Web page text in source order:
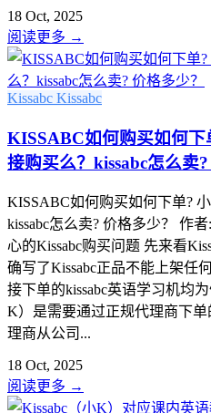
18 Oct, 2025
阅读更多 →
Kissabc Kissabc
KISSABC如何购买如何
接购买么？kissabc怎么卖?
KISSABC如何购买如何下单?
kissabc怎么卖? 价格多少？ 作
心的Kissabc购买问题 先来看
确写了Kissabc正品不能上架任
接下单的kissabc英语学习机均
K）是需要通过正规代理商下
理商从公司...
18 Oct, 2025
阅读更多 →